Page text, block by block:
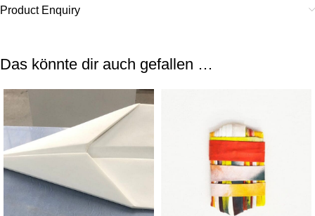
Product Enquiry
Das könnte dir auch gefallen …